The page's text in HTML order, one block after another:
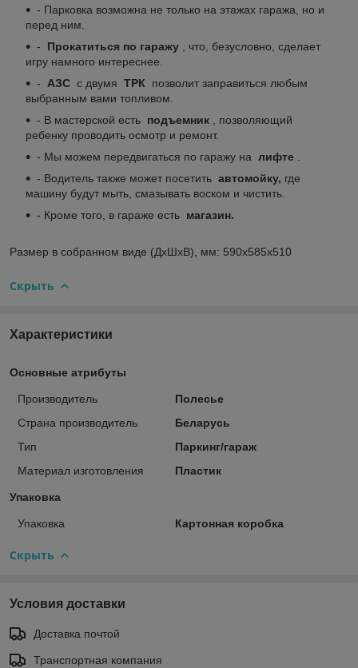
- Парковка возможна не только на этажах гаража, но и
перед ним.
-
Прокатиться по гаражу
, что, безусловно, сделает
игру намного интереснее.
-
АЗС с двумя ТРК
позволит заправиться любым
выбранным вами топливом.
- В мастерской есть подъемник
, позволяющий
ребенку проводить осмотр и ремонт.
- Мы можем передвигаться по гаражу на лифте
- Водитель также может посетить автомойку, где
машину будут мыть, смазывать воском и чистить.
- Кроме того, в гараже есть магазин.
Размер в собранном виде (ДхШхВ), мм: 590х585х510
Скрыть
Характеристики
Основные атрибуты
Производитель
Полесье
Страна производитель
Беларусь
Тип
Паркинг/гараж
Материал изготовления
Пластик
Упаковка
Упаковка Картонная коробка
Скрыть
Условия доставки
Доставка почтой
Транспортная компания